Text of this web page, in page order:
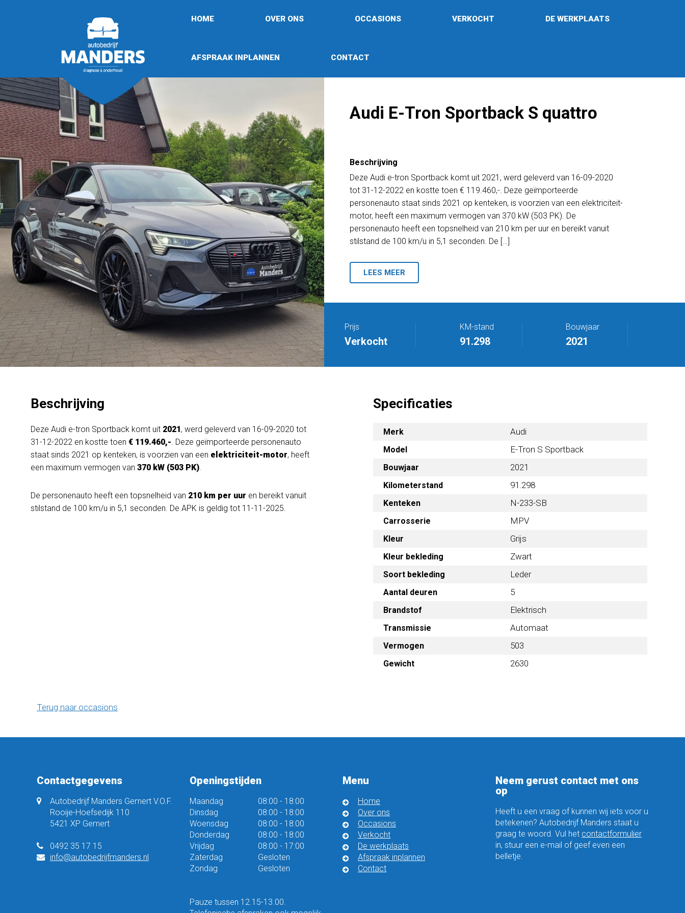
HOME OVER ONS OCCASIONS VERKOCHT DE WERKPLAATS
AFSPRAAK INPLANNEN CONTACT
Audi E-Tron Sportback S quattro
Beschrijving
Deze Audi e-tron Sportback komt uit 2021, werd geleverd van 16-09-2020
tot 31-12-2022 en kostte toen € 119.460,-. Deze geïmporteerde
personenauto staat sinds 2021 op kenteken, is voorzien van een elektriciteit-
motor, heeft een maximum vermogen van 370 kW (503 PK). De
personenauto heeft een topsnelheid van 210 km per uur en bereikt vanuit
stilstand de 100 km/u in 5,1 seconden. De […]
LEES MEER
Prijs
Verkocht
KM-stand
91.298
Bouwjaar
2021
Beschrijving
Deze Audi e-tron Sportback komt uit 2021, werd geleverd van 16-09-2020 tot
31-12-2022 en kostte toen € 119.460,-. Deze geïmporteerde personenauto
staat sinds 2021 op kenteken, is voorzien van een elektriciteit-motor, heeft
een maximum vermogen van 370 kW (503 PK).
De personenauto heeft een topsnelheid van 210 km per uur en bereikt vanuit
stilstand de 100 km/u in 5,1 seconden. De APK is geldig tot 11-11-2025.
Specificaties
Merk Audi
Model E-Tron S Sportback
Bouwjaar 2021
Kilometerstand 91.298
Kenteken N-233-SB
Carrosserie MPV
Kleur Grijs
Kleur bekleding Zwart
Soort bekleding Leder
Aantal deuren 5
Brandstof Elektrisch
Transmissie Automaat
Vermogen 503
Gewicht 2630
Terug naar occasions
Contactgegevens
Autobedrijf Manders Gemert V.O.F.
Rooije-Hoefsedijk 110
5421 XP Gemert
0492 35 17 15
info@autobedrijfmanders.nl
Openingstijden
Maandag 08:00 - 18:00
Dinsdag
08:00 - 18:00
Woensdag
08:00 - 18:00
Donderdag
08:00 - 18:00
Vrijdag
08:00 - 17:00
Zaterdag
Gesloten
Zondag
Gesloten
Pauze tussen 12.15-13.00.
Menu
Home
Over ons
Occasions
Verkocht
De werkplaats
Afspraak inplannen
Contact
Neem gerust contact met ons
op
Heeft u een vraag of kunnen wij iets voor u
betekenen? Autobedrijf Manders staat u
graag te woord. Vul het contactformulier
in, stuur een e-mail of geef even een
belletje.